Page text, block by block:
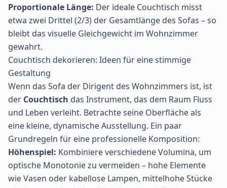
Proportionale Länge: Der ideale Couchtisch misst
etwa zwei Drittel (2/3) der Gesamtlänge des Sofas – so
bleibt das visuelle Gleichgewicht im Wohnzimmer
gewahrt.
Couchtisch dekorieren: Ideen für eine stimmige
Gestaltung
Wenn das Sofa der Dirigent des Wohnzimmers ist, ist
der Couchtisch das Instrument, das dem Raum Fluss
und Leben verleiht. Betrachte seine Oberfläche als
eine kleine, dynamische Ausstellung. Ein paar
Grundregeln für eine professionelle Komposition:
Höhenspiel: Kombiniere verschiedene Volumina, um
optische Monotonie zu vermeiden – hohe Elemente
wie Vasen oder kabellose Lampen, mittelhohe Stücke